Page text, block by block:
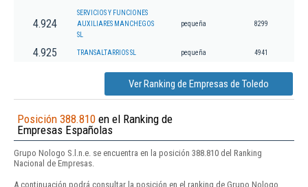
4.924
SERVICIOS Y FUNCIONES
AUXILIARES MANCHEGOS
SL
pequeña 8299
4.925 TRANSALTARRIOS SL pequeña 4941
Ver Ranking de Empresas de Toledo
Posición 388.810 en el Ranking de
Empresas Españolas
Grupo Nologo S.l.n.e. se encuentra en la posición 388.810 del Ranking
Nacional de Empresas.
A continuación podrá consultar la posición en el ranking de Grupo Nologo